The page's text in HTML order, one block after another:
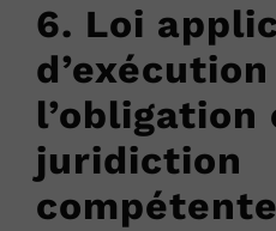
6. Loi
l’obligation
juridiction